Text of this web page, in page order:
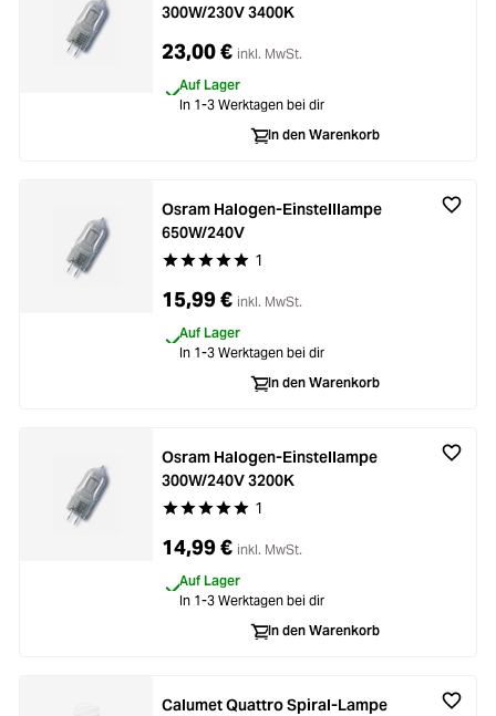
300W/230V 3400K
23,00 € inkl. MwSt.
Auf Lager
In 1-3 Werktagen bei dir
In den Warenkorb
Durchschnittliche Bewertung von 5 von 5
1
Osram Halogen-Einstelllampe
650W/240V
15,99 € inkl. MwSt.
Auf Lager
In 1-3 Werktagen bei dir
In den Warenkorb
Durchschnittliche Bewertung von 5 von 5
1
Osram Halogen-Einstellampe
300W/240V 3200K
14,99 € inkl. MwSt.
Auf Lager
In 1-3 Werktagen bei dir
In den Warenkorb
Calumet Quattro Spiral-Lampe